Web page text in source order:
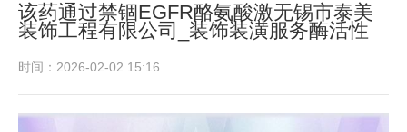
该药通过禁锢EGFR酪氨酸激无锡市泰美
装饰工程有限公司_装饰装潢服务酶活性
时间：2026-02-02 15:16